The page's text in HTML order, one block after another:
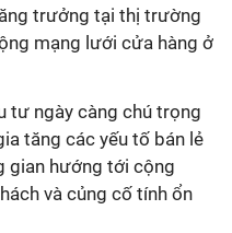
trưởng tại thị trường
mạng lưới cửa hàng ở
tư ngày càng chú trọng
tăng các yếu tố bán lẻ
gian hướng tới cộng
và củng cố tính ổn